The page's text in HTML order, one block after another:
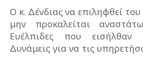
Ο κ. Δένδιας να επιληφθεί
μην προκαλείται
Ευέλπιδες που εισήλθαν
Δυνάμεις για να τις